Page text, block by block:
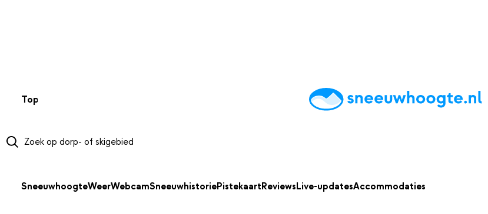
Top 50 AccommodatiesTipsReviewsLive updatesApp
SneeuwhoogteWeerWebcamSneeuwhistoriePistekaartReviewsLive-updatesAccommodaties